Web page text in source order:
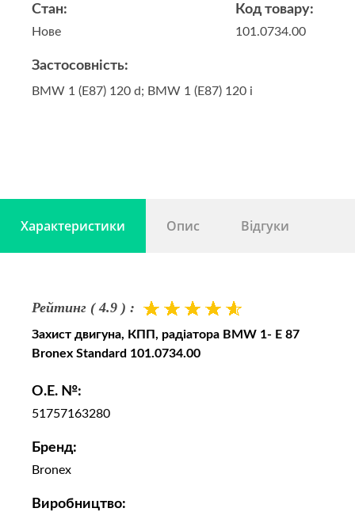
Код товару:
101.0734.00
Стан:
Нове
Застосовність:
BMW 1 (E87) 120 d; BMW 1 (E87) 120 i
Характеристики Опис Відгуки
Рейтинг ( 4.9 ) :
Захист двигуна, КПП, радіатора BMW 1- E 87
Bronex Standard 101.0734.00
O.E. №:
51757163280
Бренд:
Bronex
Виробництво: